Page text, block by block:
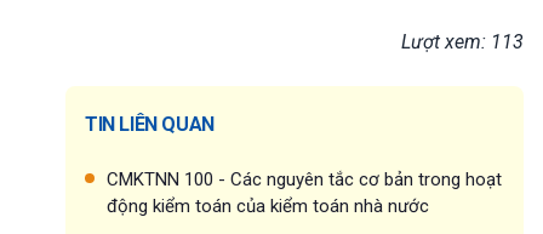
Lượt xem: 113
TIN LIÊN QUAN
CMKTNN 100 - Các nguyên tắc cơ bản trong hoạt
động kiểm toán của kiểm toán nhà nước